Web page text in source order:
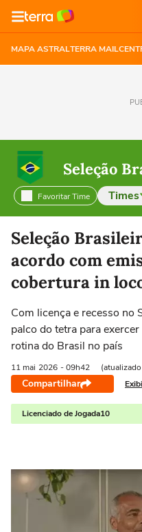
MAPA ASTRALTERRA MAIL
Seleção
Favoritar Time Times
Selecione o time para ver
Seleção
acordo com
cobertura in
Com licença e recesso no
palco do tetra para
rotina do Brasil no país
11 mai 2026 - 09h42
Compartilhar
Licenciado de Jogada10